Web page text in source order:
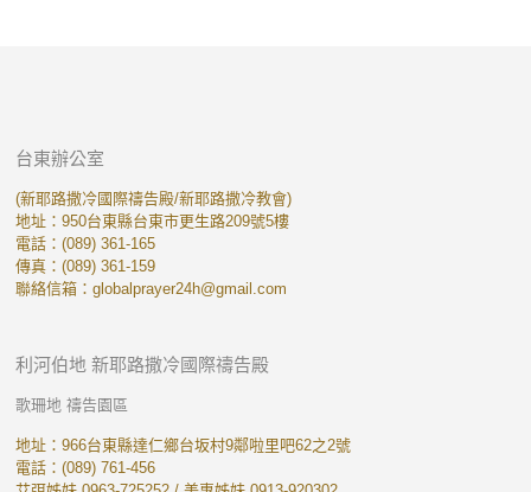
台東辦公室
(新耶路撒冷國際禱告殿/新耶路撒冷教會)
地址：950台東縣台東市更生路209號5樓
電話：(089) 361-165
傳真：(089) 361-159
聯絡信箱： globalprayer24h@gmail.com
利河伯地 新耶路撒冷國際禱告殿
歌珊地 禱告園區
地址：966台東縣達仁鄉台坂村9鄰啦里吧62之2號
電話：(089) 761-456